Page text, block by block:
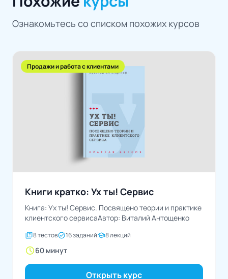
Ознакомьтесь со списком похожих курсов
Продажи и работа с клиентами
Книги кратко: Ух ты! Сервис
Книга: Ух ты! Сервис. Посвящено теории и практике
клиентского сервисаАвтор: Виталий Антощенко
quiz8 тестовtask_alt16 заданийschool8 лекций
schedule60 минут
Открыть курс